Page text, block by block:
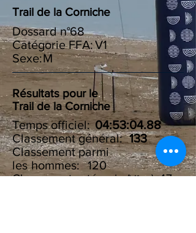
Trail de la Corniche
Dossard n°68
Catégorie FFA:V1
Sexe:M
Résultats pour le
Trail de la Corniche
Temps officiel: 04:53:04.88
Classement général: 133
Classement parmi
les : 120
hommes
Classement catégorie ( ):47
V1